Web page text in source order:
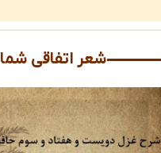
شعر اتفاقی شما